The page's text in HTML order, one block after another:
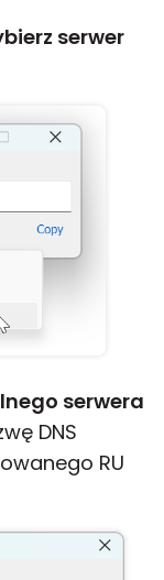
serwer
serwera
DNS
RU